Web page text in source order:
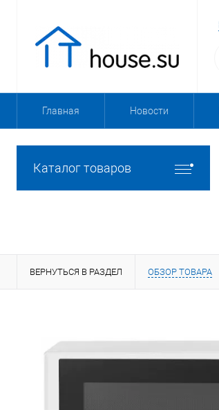
Главная Новости
Каталог товаров
ВЕРНУТЬСЯ В РАЗДЕЛ ОБЗОР ТОВАРА